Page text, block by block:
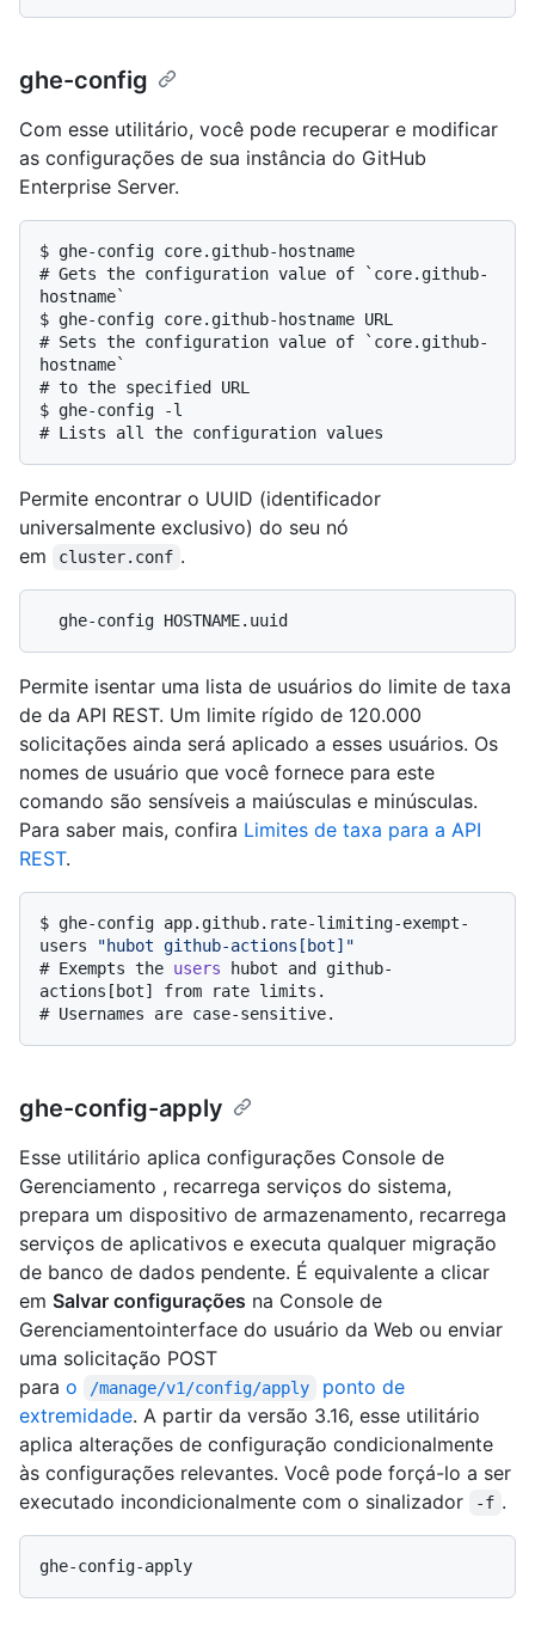
ghe-config
Com esse utilitário, você pode recuperar e modificar
as configurações de sua instância do GitHub
Enterprise Server.
$ ghe-config core.github-hostname
# Gets the configuration value of `core.github-
hostname`
$ ghe-config core.github-hostname URL
# Sets the configuration value of `core.github-
hostname`
# to the specified URL
$ ghe-config -l
# Lists all the configuration values
Permite encontrar o UUID (identificador
universalmente exclusivo) do seu nó
em
cluster.conf .
Permite isentar uma lista de usuários do limite de taxa
de da API REST. Um limite rígido de 120.000
solicitações ainda será aplicado a esses usuários. Os
nomes de usuário que você fornece para este
comando são sensíveis a maiúsculas e minúsculas.
Para saber mais, confira Limites de taxa para a API
REST.
$ ghe-config app.github.rate-limiting-exempt-
users
"hubot github-actions[bot]"
# Exempts the users hubot and github-
actions[bot] from rate limits.
# Usernames are case-sensitive.
ghe-config-apply
Esse utilitário aplica configurações Console de
Gerenciamento , recarrega serviços do sistema,
prepara um dispositivo de armazenamento, recarrega
serviços de aplicativos e executa qualquer migração
de banco de dados pendente. É equivalente a clicar
em Salvar configurações na Console de
Gerenciamentointerface do usuário da Web ou enviar
uma solicitação POST
para o /manage/v1/config/apply
ponto de
extremidade. A partir da versão 3.16, esse utilitário
aplica alterações de configuração condicionalmente
às configurações relevantes. Você pode forçá-lo a ser
executado incondicionalmente com o sinalizador
-f .